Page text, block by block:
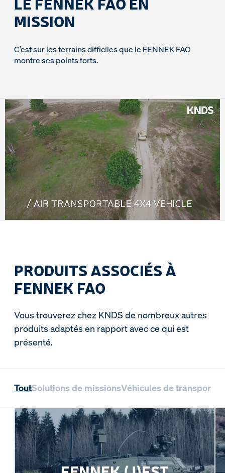
MISSION
C’est sur les terrains difficiles que le FENNEK FAO
montre ses points forts.
PRODUITS ASSOCIÉS À
FENNEK FAO
Vous trouverez chez KNDS de nombreux autres
produits adaptés en rapport avec ce qui est
présenté.
ToutSolutions de missionsVéhicules de transport